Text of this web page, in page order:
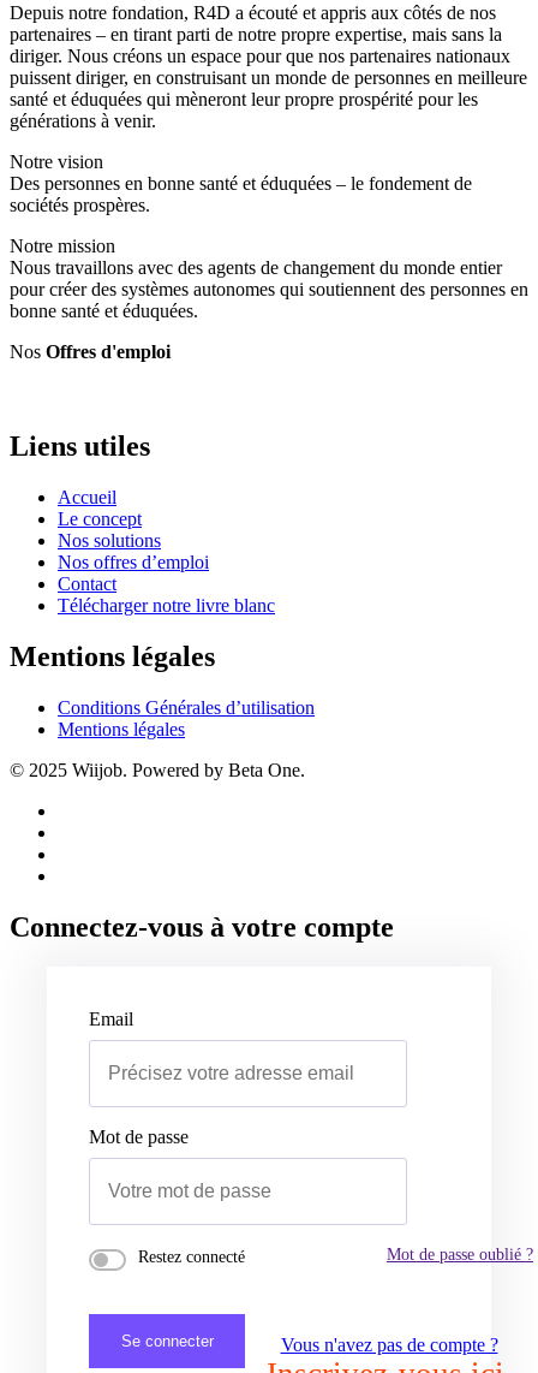
Depuis notre fondation, R4D a écouté et appris aux côtés de nos
partenaires – en tirant parti de notre propre expertise, mais sans la
diriger. Nous créons un espace pour que nos partenaires nationaux
puissent diriger, en construisant un monde de personnes en meilleure
santé et éduquées qui mèneront leur propre prospérité pour les
générations à venir.
Notre vision
Des personnes en bonne santé et éduquées – le fondement de
sociétés prospères.
Notre mission
Nous travaillons avec des agents de changement du monde entier
pour créer des systèmes autonomes qui soutiennent des personnes en
bonne santé et éduquées.
Nos Offres d'emploi
Liens utiles
Accueil
Le concept
Nos solutions
Nos offres d’emploi
Contact
Télécharger notre livre blanc
Mentions légales
Conditions Générales d’utilisation
Mentions légales
© 2025 Wiijob. Powered by Beta One.
Connectez-vous à votre compte
Email
Mot de passe
Restez connecté Mot de passe oublié ?
Se connecter Vous n'avez pas de compte ?